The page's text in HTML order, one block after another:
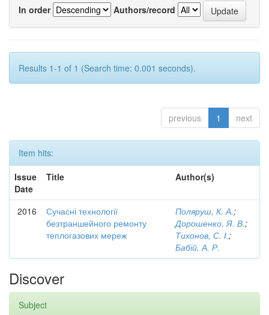
In order
Authors/record
Results 1-1 of 1 (Search time: 0.001 seconds).
previous 1 next
Item hits:
Issue
Date
Title Author(s)
2016
Сучасні технології
безтраншейного ремонту
теплогазових мереж
Поляруш, К. А.;
Дорошенко, Я. В.;
Тихонов, С. І.;
Бабій, А. Р.
Discover
Subject